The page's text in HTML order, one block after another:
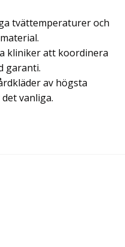
tvättemperaturer och
kliniker att koordinera
garanti.
av högsta
vanliga.